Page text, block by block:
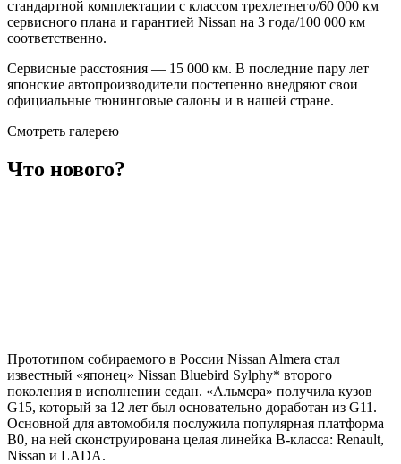
стандартной комплектации с классом трехлетнего/60 000 км
сервисного плана и гарантией Nissan на 3 года/100 000 км
соответственно.
Сервисные расстояния — 15 000 км. В последние пару лет
японские автопроизводители постепенно внедряют свои
официальные тюнинговые салоны и в нашей стране.
Смотреть галерею
Что нового?
Прототипом собираемого в России Nissan Almera стал
известный «японец» Nissan Bluebird Sylphy* второго
поколения в исполнении седан. «Альмера» получила кузов
G15, который за 12 лет был основательно доработан из G11.
Основной для автомобиля послужила популярная платформа
В0, на ней сконструирована целая линейка В-класса: Renault,
Nissan и LADA.